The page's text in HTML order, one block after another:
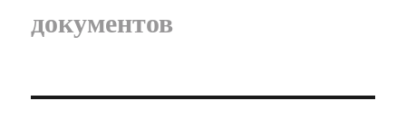
документов